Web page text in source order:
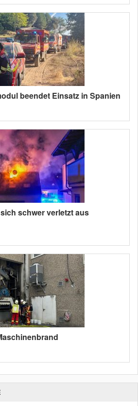
beendet Einsatz in Spanien
schwer verletzt aus